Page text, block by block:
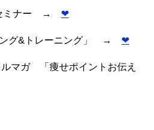
セミナー → ❤︎
ング&トレーニング」 → ❤︎
マガ 「痩せポイントお伝え